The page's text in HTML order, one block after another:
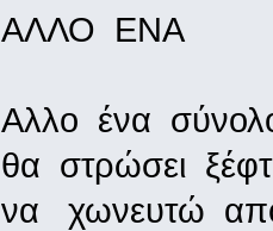
ΑΛΛΟ ΕΝΑ
Αλλο ένα
θα στρώσει
να χωνευτώ